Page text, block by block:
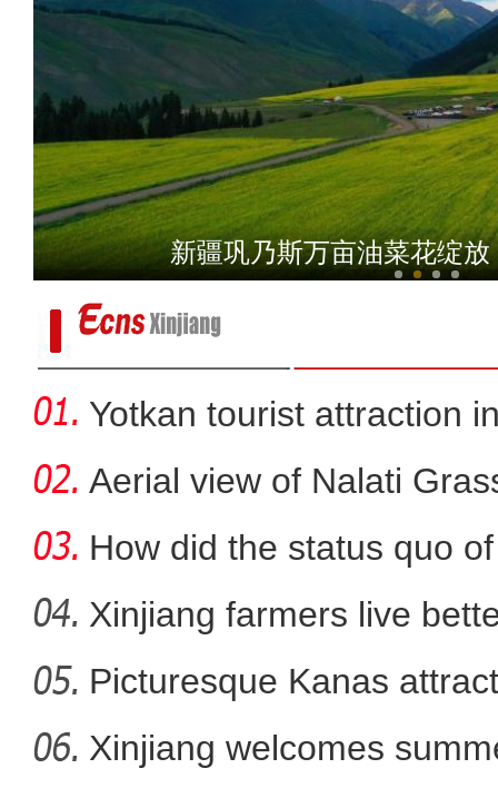
新疆和田约特干故城
新疆·精河2022年枸杞文化
新疆巩乃斯万亩油菜花绽
Yotkan tourist attraction
Aerial view of Nalati
How did the status quo
Xinjiang farmers live
Picturesque Kanas
Xinjiang welcomes